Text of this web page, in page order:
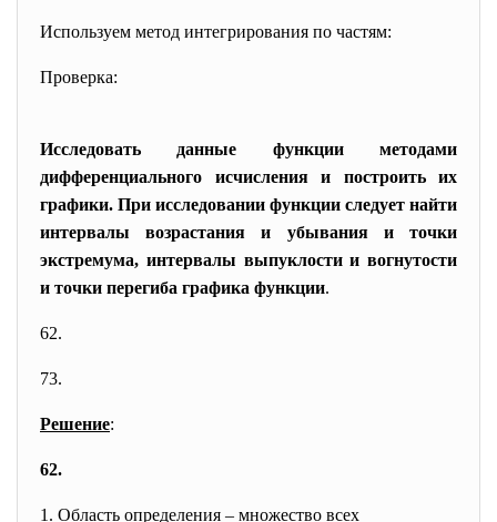
Используем метод интегрирования по частям:
Проверка:
Исследовать данные функции методами
дифференциального исчисления и построить их
графики. При исследовании функции следует найти
интервалы возрастания и убывания и точки
экстремума, интервалы выпуклости и вогнутости
и точки перегиба графика функции.
62.
73.
Решение:
62.
1. Область определения – множество всех